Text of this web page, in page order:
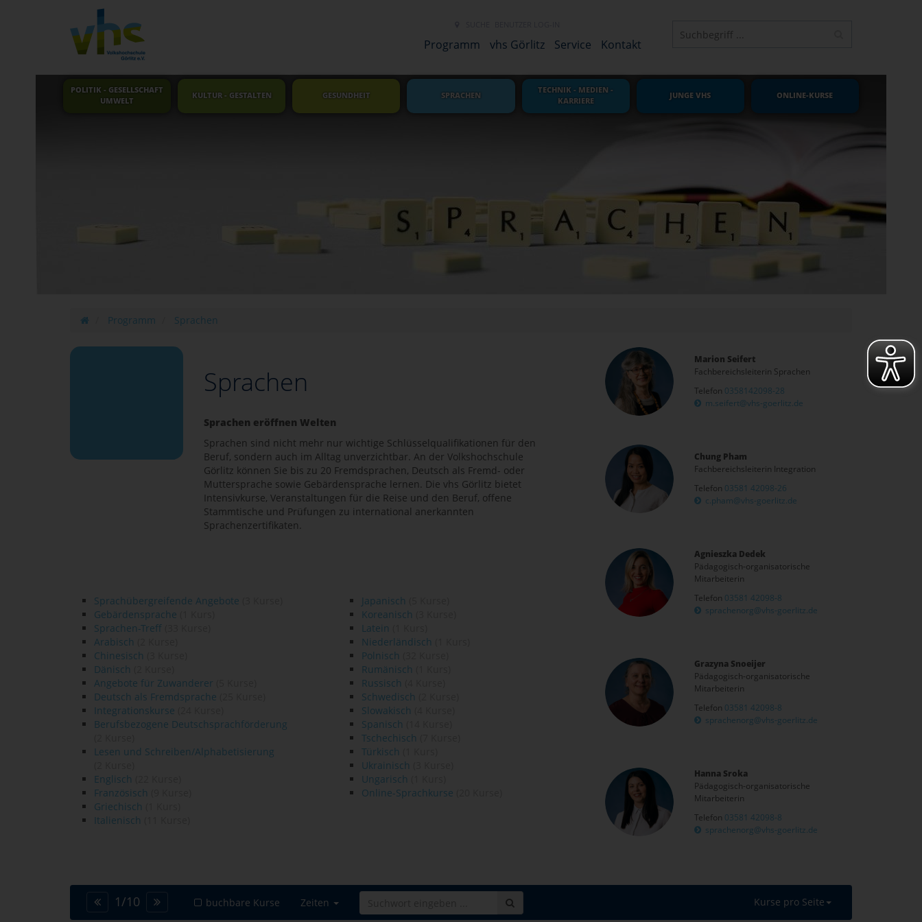
Programm vhs Görlitz Service Kontakt
POLITIK - GESELLSCHAFT
UMWELT
KULTUR - GESTALTEN GESUNDHEIT SPRACHEN
TECHNIK - MEDIEN -
KARRIERE
JUNGE VHS ONLINE-KURSE
Programm Sprachen
Sprachen
Sprachen eröffnen Welten
Sprachen sind nicht mehr nur wichtige Schlüsselqualifikationen für den
Beruf, sondern auch im Alltag unverzichtbar. An der Volkshochschule
Görlitz können Sie bis zu 20 Fremdsprachen, Deutsch als Fremd- oder
Muttersprache sowie Gebärdensprache lernen. Die vhs Görlitz bietet
Intensivkurse, Veranstaltungen für die Reise und den Beruf, offene
Stammtische und Prüfungen zu international anerkannten
Sprachenzertifikaten.
Sprachübergreifende Angebote
Gebärdensprache
Sprachen-Treff
Arabisch
Chinesisch
Dänisch
Angebote für Zuwanderer
Deutsch als Fremdsprache
Integrationskurse
Berufsbezogene Deutschsprachförderung
Lesen und Schreiben/Alphabetisierung
Englisch
Französisch
Griechisch
Italienisch
Japanisch
Koreanisch
Latein
Niederländisch
Polnisch
Rumänisch
Russisch
Schwedisch
Slowakisch
Spanisch
Tschechisch
Türkisch
Ukrainisch
Ungarisch
Online-Sprachkurse
Marion Seifert
Fachbereichsleiterin Sprachen
Telefon 0358142098-28
m.seifert@vhs-goerlitz.de
Chung Pham
Fachbereichsleiterin Integration
Telefon 03581 42098-26
c.pham@vhs-goerlitz.de
Agnieszka Dedek
Pädagogisch-organisatorische
Mitarbeiterin
Telefon 03581 42098-8
sprachenorg@vhs-goerlitz.de
Grazyna Snoeijer
Pädagogisch-organisatorische
Mitarbeiterin
Telefon 03581 42098-8
sprachenorg@vhs-goerlitz.de
Hanna Sroka
Pädagogisch-organisatorische
Mitarbeiterin
Telefon 03581 42098-8
sprachenorg@vhs-goerlitz.de
1/10 buchbare Kurse Zeiten Kurse pro Seite